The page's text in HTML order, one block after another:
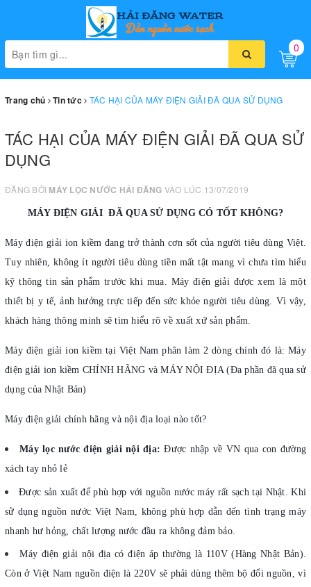
Toggle
0
Trang chủ Tin tức TÁC HẠI CỦA MÁY ĐIỆN GIẢI ĐÃ QUA SỬ DỤNG
TÁC HẠI CỦA MÁY ĐIỆN GIẢI ĐÃ QUA SỬ
DỤNG
ĐĂNG BỞI MÁY LỌC NƯỚC HẢI ĐĂNG VÀO LÚC 13/07/2019
MÁY ĐIỆN GIẢI ĐÃ QUA SỬ DỤNG CÓ TỐT KHÔNG?
Máy điện giải ion kiềm đang trở thành cơn sốt của người tiêu dùng Việt.
Tuy nhiên, không ít người tiêu dùng tiền mất tật mang vì chưa tìm hiểu
kỹ thông tin sản phẩm trước khi mua. Máy điện giải được xem là một
thiết bị y tế, ảnh hưởng trực tiếp đến sức khỏe người tiêu dùng. Vì vậy,
khách hàng thông minh sẽ tìm hiểu rõ về xuất xứ sản phẩm.
Máy điện giải ion kiềm tại Việt Nam phân làm 2 dòng chính đó là: Máy
điện giải ion kiềm CHÍNH HÃNG và MÁY NỘI ĐỊA (Đa phần đã qua sử
dụng của Nhật Bản)
Máy điện giải chính hãng và nội địa loại nào tốt?
Máy lọc nước điện giải nội địa:Được nhập về VN qua con đường
xách tay nhỏ lẻ
Được sản xuất để phù hợp với nguồn nước máy rất sạch tại Nhật. Khi
sử dụng nguồn nước Việt Nam, không phù hợp dẫn đến tình trạng máy
nhanh hư hỏng, chất lượng nước đầu ra không đảm bảo.
Máy điện giải nội địa có điện áp thường là 110V (Hàng Nhật Bản).
Còn ở Việt Nam nguồn điện là 220V sẽ phải dùng thêm bộ đổi nguồn, vì